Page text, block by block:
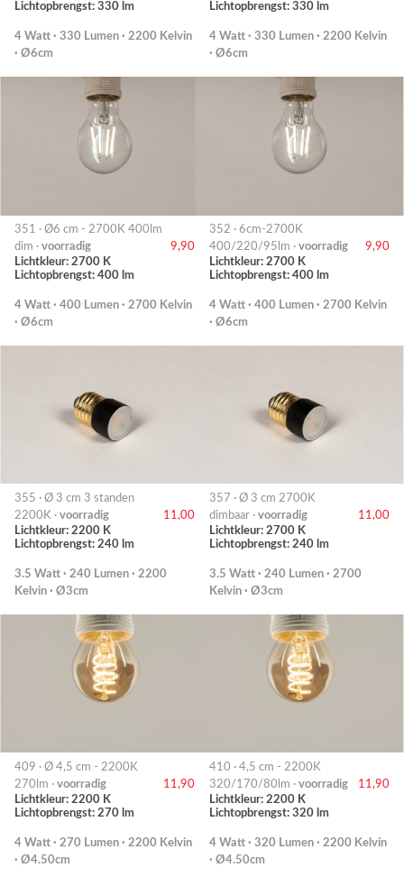
Lichtopbrengst: 330 lm
4 Watt · 330 Lumen · 2200 Kelvin
· Ø6cm
Lichtopbrengst: 330 lm
4 Watt · 330 Lumen · 2200 Kelvin
· Ø6cm
351 · Ø6 cm - 2700K 400lm
dim · voorradig
9,90
Lichtkleur: 2700 K
Lichtopbrengst: 400 lm
4 Watt · 400 Lumen · 2700 Kelvin
· Ø6cm
352 · 6cm-2700K
400/220/95lm · voorradig
9,90
Lichtkleur: 2700 K
Lichtopbrengst: 400 lm
4 Watt · 400 Lumen · 2700 Kelvin
· Ø6cm
355 · Ø 3 cm 3 standen
2200K · voorradig
11,00
Lichtkleur: 2200 K
Lichtopbrengst: 240 lm
3.5 Watt · 240 Lumen · 2200
Kelvin · Ø3cm
357 · Ø 3 cm 2700K
dimbaar · voorradig
11,00
Lichtkleur: 2700 K
Lichtopbrengst: 240 lm
3.5 Watt · 240 Lumen · 2700
Kelvin · Ø3cm
409 · Ø 4,5 cm - 2200K
270lm · voorradig
11,90
Lichtkleur: 2200 K
Lichtopbrengst: 270 lm
4 Watt · 270 Lumen · 2200 Kelvin
· Ø4.50cm
410 · 4,5 cm - 2200K
320/170/80lm · voorradig
11,90
Lichtkleur: 2200 K
Lichtopbrengst: 320 lm
4 Watt · 320 Lumen · 2200 Kelvin
· Ø4.50cm